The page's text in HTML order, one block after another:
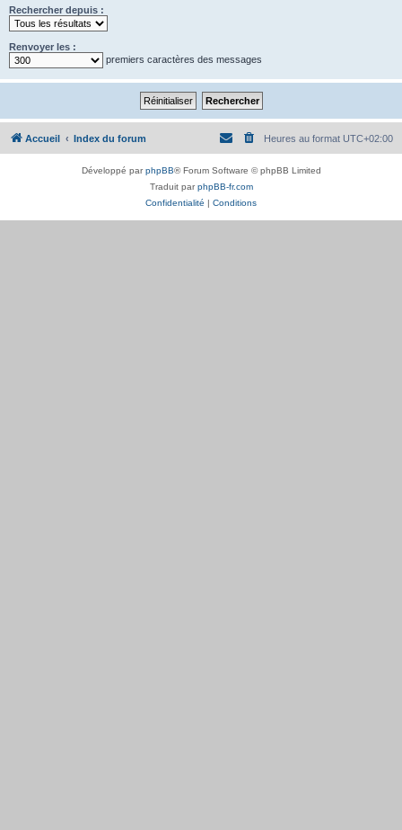
Rechercher depuis :
Renvoyer les :
premiers caractères des messages
Accueil Index du forum Heures au format UTC+02:00
Développé parphpBB® Forum Software © phpBB Limited
Traduit parphpBB-fr.com
Confidentialité
Conditions